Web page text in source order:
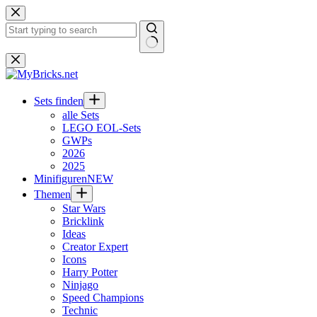
Zum
Inhalt
springen
Keine
Ergebnisse
Sets finden
alle Sets
LEGO EOL-Sets
GWPs
2026
2025
MinifigurenNEW
Themen
Star Wars
Bricklink
Ideas
Creator Expert
Icons
Harry Potter
Ninjago
Speed Champions
Technic